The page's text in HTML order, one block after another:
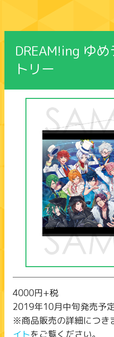
DREAM!ing ゆ
トリー
4000円+税
2019年10月中旬発売予
※商品販売の詳細につき
イトをご覧ください。